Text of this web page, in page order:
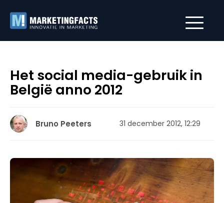
Het social media-gebruik in
België anno 2012
Bruno Peeters 31 december 2012, 12:29